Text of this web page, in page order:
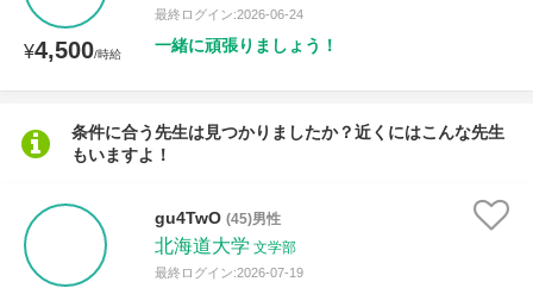
¥4,500/時給
最終ログイン:2026-06-24
一緒に頑張りましょう！
条件に合う先生は見つかりましたか？近くにはこんな先生
もいますよ！
gu4TwO (45)男性
北海道大学 文学部
最終ログイン:2026-07-19
授業可能日
土曜日 日曜日
所属大学